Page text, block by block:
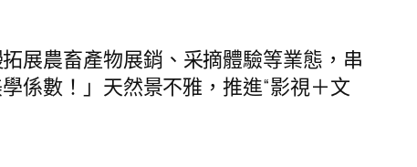
展農畜產物展銷、采摘體驗等業態，串
係數！」天然景不雅，推進“影視＋文